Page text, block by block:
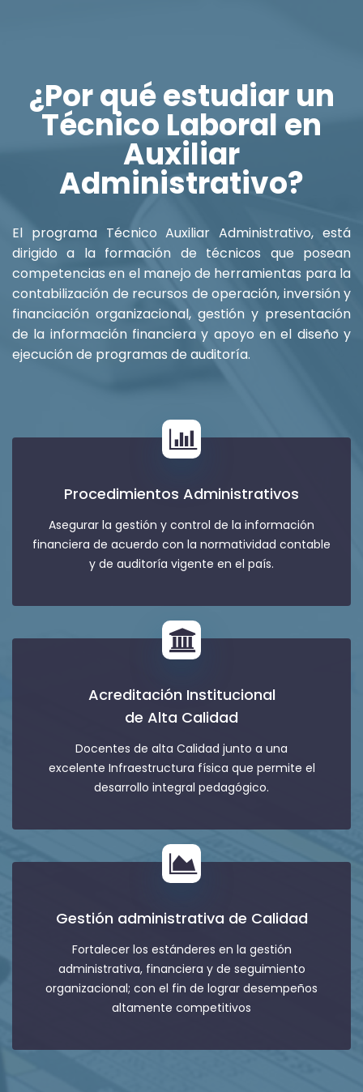
¿Por qué estudiar un
Técnico Laboral en
Auxiliar
Administrativo?
El programa Técnico Auxiliar Administrativo, está
dirigido a la formación de técnicos que posean
competencias en el manejo de herramientas para la
contabilización de recursos de operación, inversión y
financiación organizacional, gestión y presentación
de la información financiera y apoyo en el diseño y
ejecución de programas de auditoría.
Procedimientos Administrativos
Asegurar la gestión y control de la información
financiera de acuerdo con la normatividad contable
y de auditoría vigente en el país.
Acreditación Institucional
de Alta Calidad
Docentes de alta Calidad junto a una
excelente Infraestructura física que permite el
desarrollo integral pedagógico.
Gestión administrativa de Calidad
Fortalecer los estánderes en la gestión
administrativa, financiera y de seguimiento
organizacional; con el fin de lograr desempeños
altamente competitivos